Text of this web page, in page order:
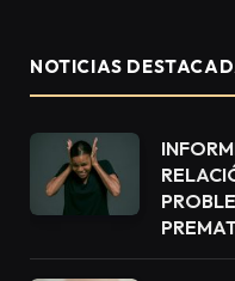
NOTICIAS